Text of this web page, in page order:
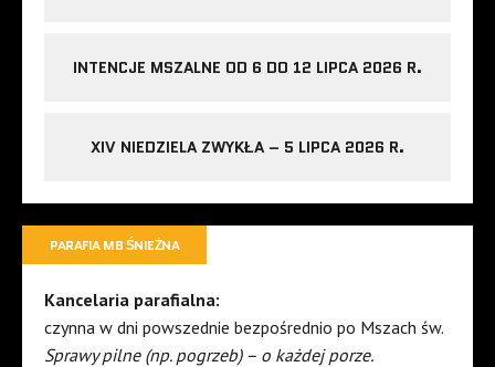
INTENCJE MSZALNE OD 6 DO 12 LIPCA 2026 R.
XIV NIEDZIELA ZWYKŁA – 5 LIPCA 2026 R.
PARAFIA MB ŚNIEŻNA
Kancelaria parafialna:
czynna w dni powszednie bezpośrednio po Mszach św.
Sprawy pilne (np. pogrzeb) – o każdej porze.